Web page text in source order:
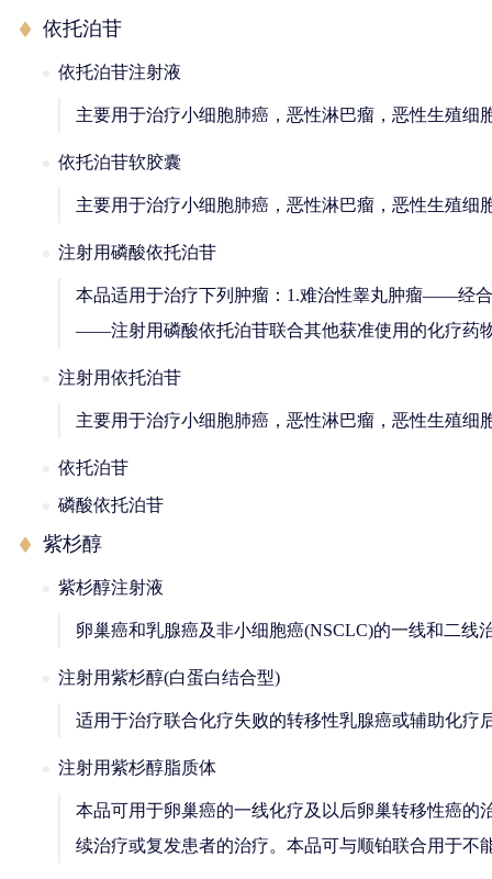
依托泊苷
依托泊苷注射液
主要用于治疗小细胞肺癌，恶性淋巴瘤，恶性生殖
依托泊苷软胶囊
主要用于治疗小细胞肺癌，恶性淋巴瘤，恶性生殖
注射用磷酸依托泊苷
本品适用于治疗下列肿瘤：1.难治性睾丸肿瘤——经
——注射用磷酸依托泊苷联合其他获准使用的化疗药
注射用依托泊苷
主要用于治疗小细胞肺癌，恶性淋巴瘤，恶性生殖
依托泊苷
磷酸依托泊苷
紫杉醇
紫杉醇注射液
卵巢癌和乳腺癌及非小细胞癌(NSCLC)的一线和二
注射用紫杉醇(白蛋白结合型)
适用于治疗联合化疗失败的转移性乳腺癌或辅助化
注射用紫杉醇脂质体
本品可用于卵巢癌的一线化疗及以后卵巢转移性癌
续治疗或复发患者的治疗。本品可与顺铂联合用于不